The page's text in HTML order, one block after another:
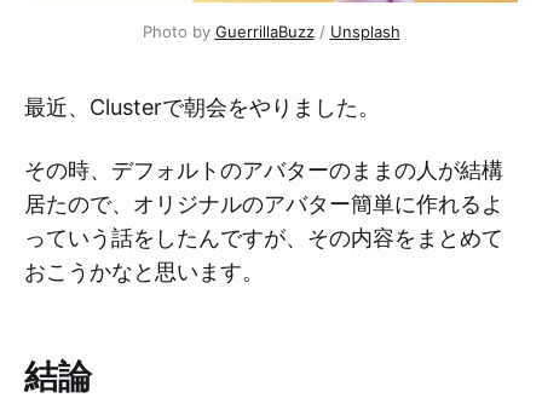
Photo by GuerrillaBuzz / Unsplash
最近、Clusterで朝会をやりました。
その時、デフォルトのアバターのままの人が結構
居たので、オリジナルのアバター簡単に作れるよ
っていう話をしたんですが、その内容をまとめて
おこうかなと思います。
結論